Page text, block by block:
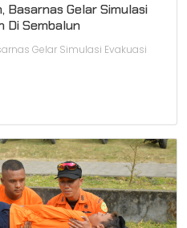
Basarnas Gelar Simulasi
Di Sembalun
Gelar Simulasi Evakuasi